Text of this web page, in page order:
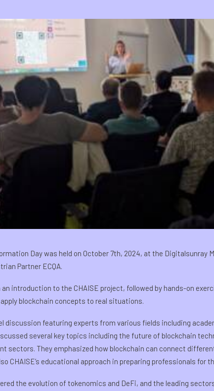
Day was held on October 7th, 2024, at the Digitalsunray
Partner ECQA.
introduction to the CHAISE project, followed by hands-on
blockchain concepts to real situations.
discussion featuring experts from various fields including
several key topics including the future of blockchain
sectors. They emphasized how blockchain can connect
CHAISE’s educational approach in preparing professionals for
the evolution of tokenomics and DeFi, and the leading